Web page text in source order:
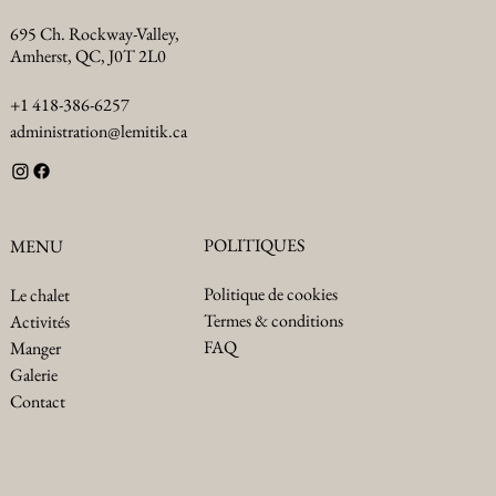
695 Ch. Rockway-Valley,
Amherst, QC, J0T 2L0
+1 418-386-6257
administration@lemitik.ca
MENU
Le chalet
Activités
Manger
Galerie
Contact
POLITIQUES
Politique de cookies
Termes & conditions
FAQ